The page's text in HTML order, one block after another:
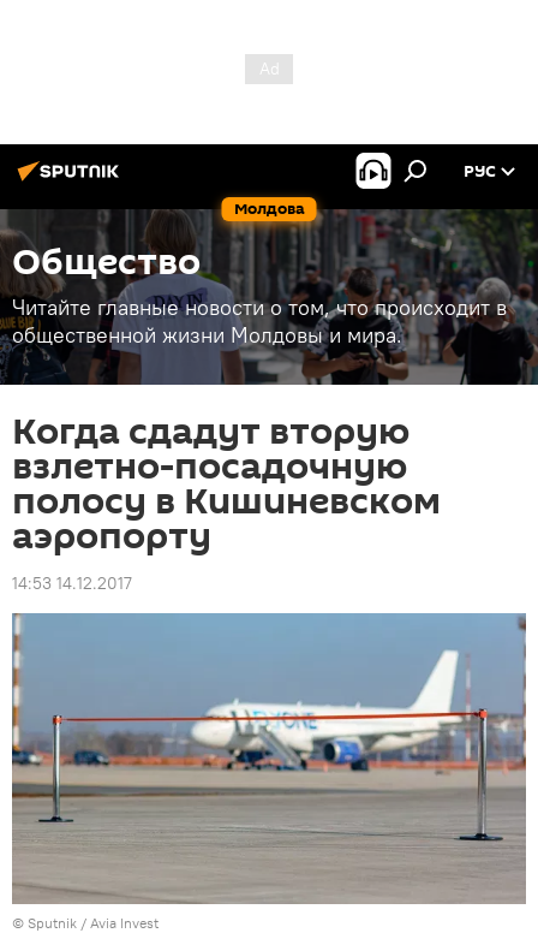
Молдова
РУС
Общество
Читайте главные новости о том, что происходит в
общественной жизни Молдовы и мира.
Когда сдадут вторую
взлетно-посадочную
полосу в Кишиневском
аэропорту
14:53 14.12.2017
© Sputnik / Avia Invest